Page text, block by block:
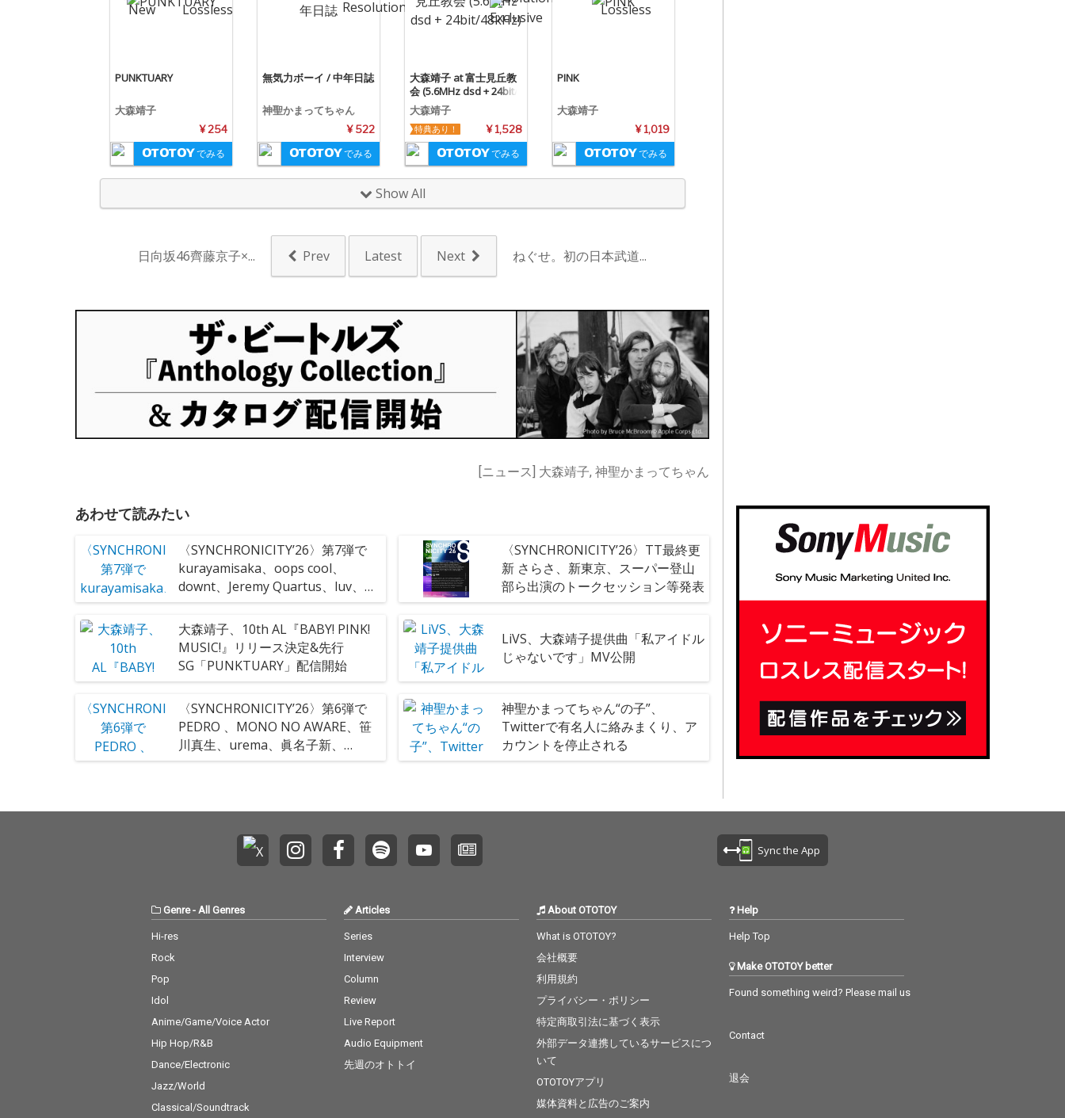
PUNKTUARY
大森靖子
¥ 254
でみる
無気力ボーイ / 中年日誌
神聖かまってちゃん
¥ 522
でみる
大森靖子 at 富士見丘教
会 (5.6MHz dsd + 24bit/
48kHz)
大森靖子
¥ 1,528
特典あり！
でみる
PINK
大森靖子
¥ 1,019
でみる
Show All
日向坂46齊藤京子×... Prev Latest Next ねぐせ。初の日本武道...
[ニュース] 大森靖子, 神聖かまってちゃん
あわせて読みたい
〈SYNCHRONICITY’26〉第7弾で
kurayamisaka、oops cool、
downt、Jeremy Quartus、luv、新
東京、ExWHYZ、bacho、ハク。ら
22組決定
〈SYNCHRONICITY’26〉TT最終更
新 さらさ、新東京、スーパー登山
部ら出演のトークセッション等発表
大森靖子、10th AL『BABY! PINK!
MUSIC!』リリース決定&先行
SG「PUNKTUARY」配信開始
LiVS、大森靖子提供曲「私アイドル
じゃないです」MV公開
〈SYNCHRONICITY’26〉第6弾で
PEDRO 、MONO NO AWARE、笹
川真生、urema、眞名子新、
Helsinki Lambda Clubら14組
神聖かまってちゃん“の子”、
Twitterで有名人に絡みまくり、ア
カウントを停止される
Sync the App
Genre- All Genres
Hi-res
Rock
Pop
Idol
Anime/Game/Voice Actor
Hip Hop/R&B
Dance/Electronic
Jazz/World
Classical/Soundtrack
Articles
Series
Interview
Column
Review
Live Report
Audio Equipment
先週のオトトイ
About OTOTOY
What is OTOTOY?
会社概要
利用規約
プライバシー・ポリシー
特定商取引法に基づく表示
外部データ連携しているサービスにつ
いて
OTOTOYアプリ
媒体資料と広告のご案内
Help
Help Top
Make OTOTOY better
Found something weird? Please mail us
Contact
退会